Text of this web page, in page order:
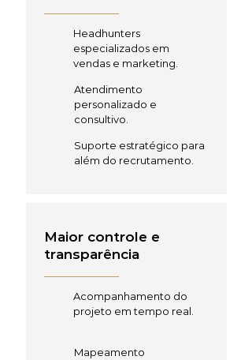
Headhunters
especializados em
vendas e marketing.
Atendimento
personalizado e
consultivo.
Suporte estratégico para
além do recrutamento.
Maior controle e
transparência
Acompanhamento do
projeto em tempo real.
Mapeamento